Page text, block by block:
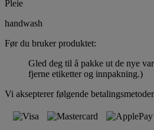
Pleie
handwash
Før du bruker produktet:
Gled deg til å pakke ut de nye
fjerne etiketter og innpakning.)
Vi aksepterer følgende betalingsmetoder